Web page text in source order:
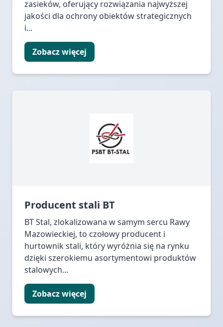
zasieków, oferujący rozwiązania najwyższej
jakości dla ochrony obiektów strategicznych
i...
Zobacz więcej
Producent stali BT
BT Stal, zlokalizowana w samym sercu Rawy
Mazowieckiej, to czołowy producent i
hurtownik stali, który wyróżnia się na rynku
dzięki szerokiemu asortymentowi produktów
stalowych...
Zobacz więcej